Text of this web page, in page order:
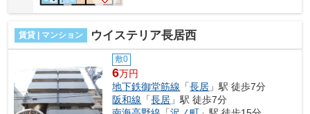
賃貸 | マンション ウイステリア長居西
敷0
6万円
地下鉄御堂筋線 「長居 」駅 徒歩7分
阪和線 「長居 」駅 徒歩7分